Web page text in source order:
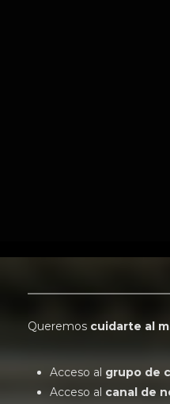
Queremos cuidarte al
Acceso al grupo de
Acceso al canal de